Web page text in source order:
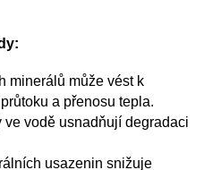
minerálů může vést k
a přenosu tepla.
ve vodě usnadňují degradaci
usazenin snižuje